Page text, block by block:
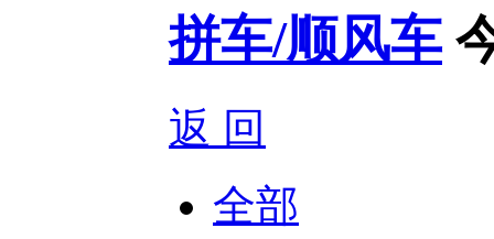
拼车/顺风车
返 回
全部